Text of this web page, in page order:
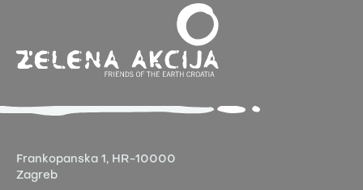
Frankopanska 1, HR-10000
Zagreb